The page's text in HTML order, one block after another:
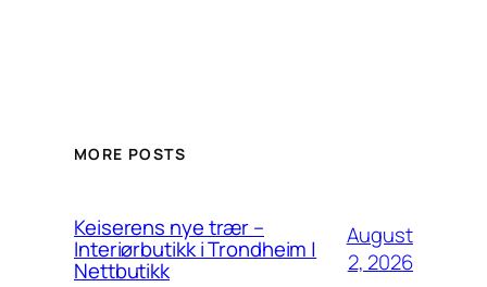
MORE POSTS
Keiserens nye trær –
Interiørbutikk i Trondheim |
Nettbutikk
August
2, 2026